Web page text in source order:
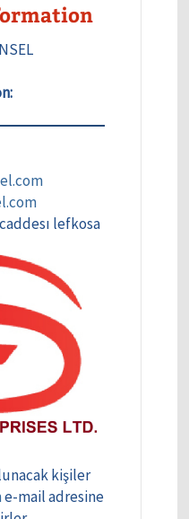
lefkosa
kişiler
e-mail adresine